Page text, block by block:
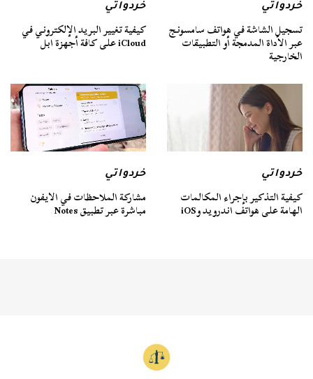
خردواتي
تسجيل الشاشة في هواتف سامسونج
عبر الأداة المدمجة أو التطبيقات
الخارجية
خردواتي
كيفية تغيير البريد الإلكتروني في
iCloud على كافة أجهزة ابل
خردواتي
كيفية التذكير بإجراء المكالمات
الهامة على هواتف اندرويد وiOS
خردواتي
مشاركة الملاحظات في الايفون
مباشرة عبر تطبيق Notes